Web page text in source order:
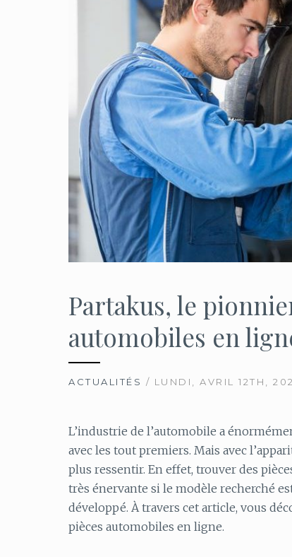
Partakus, le
automobiles en
ACTUALITÉS / LUNDI, AVRIL 12TH,
L’industrie de l’automobile a
avec les tout premiers. Mais avec
plus ressentir. En effet, trouver des
très énervante si le modèle recherché
développé. À travers cet article, vous
pièces automobiles en ligne.